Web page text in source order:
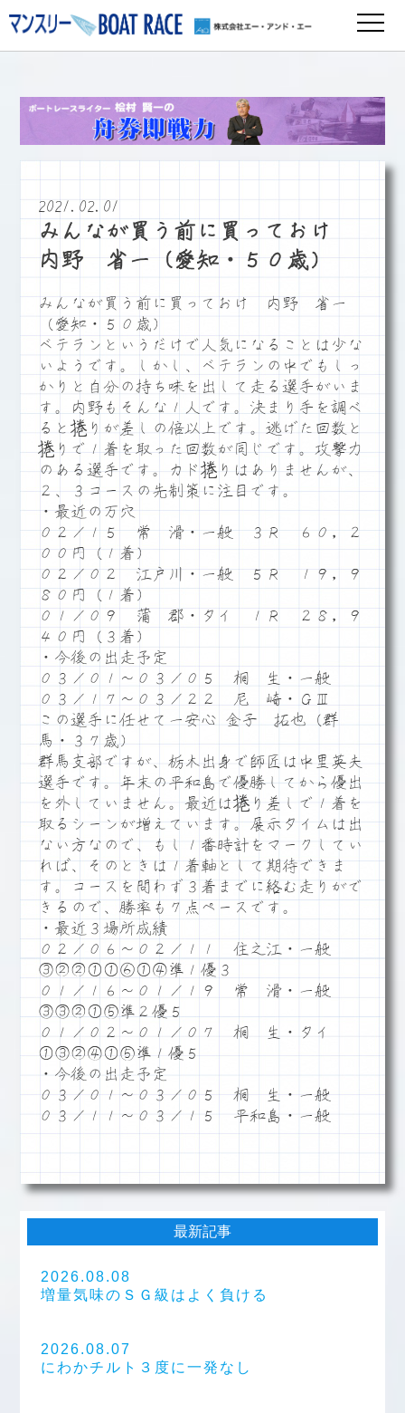
2021.02.01
みんなが買う前に買っておけ
内野 省一（愛知・５０歳）
みんなが買う前に買っておけ 内野 省一
（愛知・５０歳）
ベテランというだけで人気になることは少な
いようです。しかし、ベテランの中でもしっ
かりと自分の持ち味を出して走る選手がいま
す。内野もそんな１人です。決まり手を調べ
ると捲りが差しの倍以上です。逃げた回数と
捲りで１着を取った回数が同じです。攻撃力
のある選手です。カド捲りはありませんが、
２、３コースの先制策に注目です。
・最近の万穴
０２／１５ 常 滑・一般 ３Ｒ ６０，２
００円（１着）
０２／０２ 江戸川・一般 ５Ｒ １９，９
８０円（１着）
０１／０９ 蒲 郡・タイ １Ｒ ２８，９
４０円（３着）
・今後の出走予定
０３／０１～０３／０５ 桐 生・一般
０３／１７～０３／２２ 尼 崎・ＧⅢ
この選手に任せて一安心 金子 拓也（群
馬・３７歳）
群馬支部ですが、栃木出身で師匠は中里英夫
選手です。年末の平和島で優勝してから優出
を外していません。最近は捲り差しで１着を
取るシーンが増えています。展示タイムは出
ない方なので、もし１番時計をマークしてい
れば、そのときは１着軸として期待できま
す。コースを問わず３着までに絡む走りがで
きるので、勝率も７点ペースです。
・最近３場所成績
０２／０６～０２／１１ 住之江・一般
③②②①①⑥①④準１優３
０１／１６～０１／１９ 常 滑・一般
③③②①⑤準２優５
０１／０２～０１／０７ 桐 生・タイ
①③②④①⑤準１優５
・今後の出走予定
０３／０１～０３／０５ 桐 生・一般
０３／１１～０３／１５ 平和島・一般
最新記事
2026.08.08
増量気味のＳＧ級はよく負ける
2026.08.07
にわかチルト３度に一発なし